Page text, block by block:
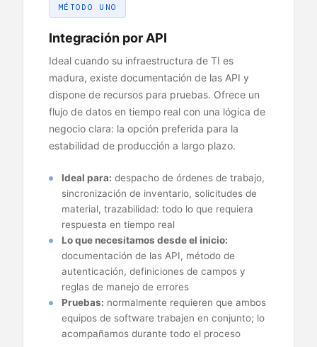
MÉTODO UNO
Integración por API
Ideal cuando su infraestructura de TI es
madura, existe documentación de las API y
dispone de recursos para pruebas. Ofrece un
flujo de datos en tiempo real con una lógica de
negocio clara: la opción preferida para la
estabilidad de producción a largo plazo.
Ideal para: despacho de órdenes de trabajo,
sincronización de inventario, solicitudes de
material, trazabilidad: todo lo que requiera
respuesta en tiempo real
Lo que necesitamos desde el inicio:
documentación de las API, método de
autenticación, definiciones de campos y
reglas de manejo de errores
Pruebas: normalmente requieren que ambos
equipos de software trabajen en conjunto; lo
acompañamos durante todo el proceso